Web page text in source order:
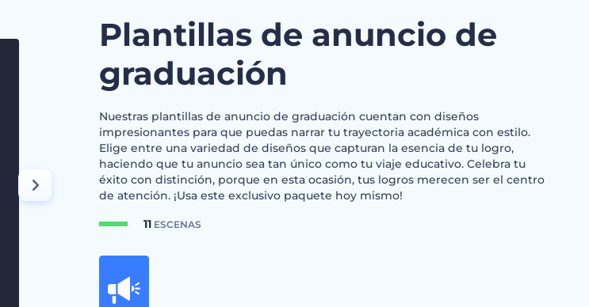
Plantillas de anuncio de
graduación
Nuestras plantillas de anuncio de graduación cuentan con diseños
impresionantes para que puedas narrar tu trayectoria académica con estilo.
Elige entre una variedad de diseños que capturan la esencia de tu logro,
haciendo que tu anuncio sea tan único como tu viaje educativo. Celebra tu
éxito con distinción, porque en esta ocasión, tus logros merecen ser el centro
de atención. ¡Usa este exclusivo paquete hoy mismo!
11 ESCENAS